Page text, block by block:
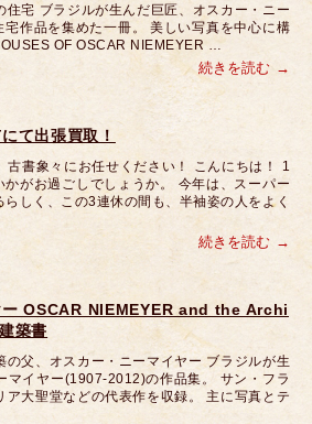
住宅 ブラジルが生んだ巨匠、オスカー・ニー
作品を集めた一冊。 美しい写真を中心に構
OF OSCAR NIEMEYER …
続きを読む
て出張買取！
古書象々にお任せください！ こんにちは！ 1
がお過ごしでしょうか。 今年は、スーパー
しく、この3連休の間も、半袖姿の人をよく
続きを読む
ー OSCAR NIEMEYER and the Archi
築書
の父、オスカー・ニーマイヤー ブラジルが生
マイヤー(1907-2012)の作品集。 サン・フラ
ア大聖堂などの代表作を収録。 主に写真とテ